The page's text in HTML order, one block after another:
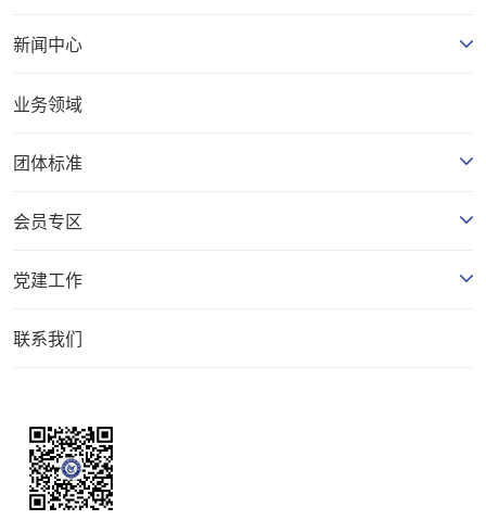
新闻中心
业务领域
团体标准
会员专区
党建工作
联系我们